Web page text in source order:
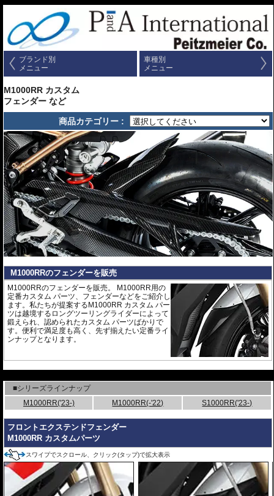
ブランド別
メニュー
車種別
メニュー
M1000RR カスタム
フェンダー など
商品カテゴリー :
M1000RRのフェンダーを販売
M1000RRのフェンダーを販売。 M1000RR用の
定番カスタム パーツ、フェンダーなどをご紹介し
ます。私たちが提案するM1000RR カスタム パー
ツは越境するロングツーリングライダーによって
鍛えられ、認められたカスタム パーツばかりで
す。便利で満足度も高く、先ず揃えたい定番ライ
ンナップとなります。
■シリーズラインナップ
M1000RR('23-)
M1000RR(-'22) S1000RR('23-)
フロントエクステンドフェンダー
M1000RR カスタムパーツ
スワイプでスクロール、クリック(タップ)で拡大表示